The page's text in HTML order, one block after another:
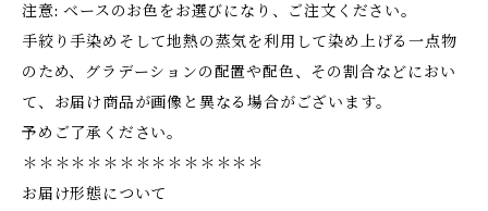
注意: ベースのお色をお選びになり、ご注文ください。
手絞り手染めそして地熱の蒸気を利用して染め上げる一点物
のため、グラデーションの配置や配色、その割合などにおい
て、お届け商品が画像と異なる場合がございます。
予めご了承ください。
＊＊＊＊＊＊＊＊＊＊＊＊＊＊＊
お届け形態について